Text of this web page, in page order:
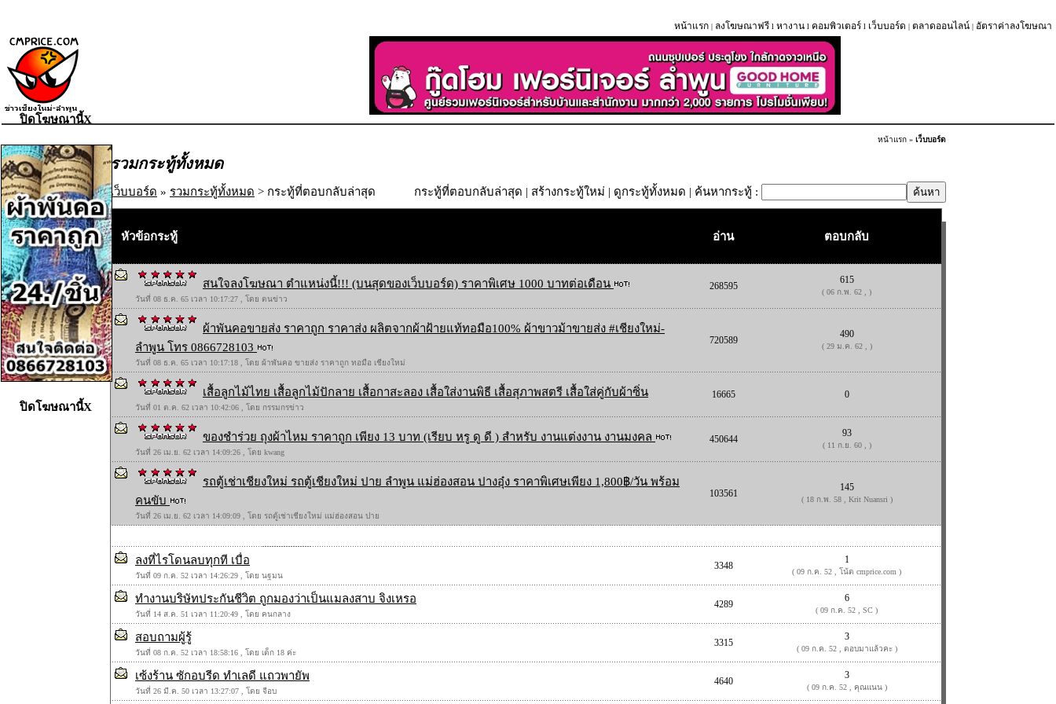
หน้าแรก | ลงโฆษณาฟรี l หางาน l คอมพิวเตอร์ l เว็บบอร์ด | ตลาดออนไลน์ | อัตราค่าลงโฆษณา
หน้าแรก » เว็บบอร์ด
รวมกระทู้ทั้งหมด
เว็บบอร์ด » รวมกระทู้ทั้งหมด > กระทู้ที่ตอบกลับล่าสุด กระทู้ที่ตอบกลับล่าสุด | สร้างกระทู้ใหม่ | ดูกระทู้ทั้งหมด | ค้นหากระทู้ :
หัวข้อกระทู้ อ่าน ตอบกลับ
สนใจลงโฆษณา ตำแหน่งนี้!!! (บนสุดของเว็บบอร์ด) ราคาพิเศษ 1000 บาทต่อเดือน
วันที่ 08 ธ.ค. 65 เวลา 10:17:27 , โดย ตนข่าว
268595
615
( 06 ก.พ. 62 , )
ผ้าพันคอขายส่ง ราคาถูก ราคาส่ง ผลิตจากผ้าฝ้ายแท้ทอมือ100% ผ้าขาวม้าขายส่ง #เชียงใหม่-
ลำพูน โทร 0866728103
วันที่ 08 ธ.ค. 65 เวลา 10:17:18 , โดย ผ้าพันคอ ขายส่ง ราคาถูก ทอมือ เชียงใหม่
720589
490
( 29 ม.ค. 62 , )
เสื้อลูกไม้ไทย เสื้อลูกไม้ปักลาย เสื้อกาสะลอง เสื้อใส่งานพิธี เสื้อสุภาพสตรี เสื้อใส่คู่กับผ้าซิ่น
วันที่ 01 ต.ค. 62 เวลา 10:42:06 , โดย กรรมกรข่าว
16665 0
ของชำร่วย ถุงผ้าไหม ราคาถูก เพียง 13 บาท (เรียบ หรู ดู ดี ) สำหรับ งานแต่งงาน งานมงคล
วันที่ 26 เม.ย. 62 เวลา 14:09:26 , โดย kwang
450644
93
( 11 ก.ย. 60 , )
รถตู้เช่าเชียงใหม่ รถตู้เชียงใหม่ ปาย ลำพูน แม่ฮ่องสอน ปางอุ๋ง ราคาพิเศษเพียง 1,800฿/วัน พร้อม
คนขับ
วันที่ 26 เม.ย. 62 เวลา 14:09:09 , โดย รถตู้เช่าเชียงใหม่ แม่ฮ่องสอน ปาย
103561
145
( 18 ก.พ. 58 , Krit Nuansri )
ลงที่ไรโดนลบทุกที เบื่อ
วันที่ 09 ก.ค. 52 เวลา 14:26:29 , โดย นฐมน
3348
1
( 09 ก.ค. 52 , โน้ต cmprice.com )
ทำงานบริษัทประกันชีวิต ถูกมองว่าเป็นแมลงสาบ จิงเหรอ
วันที่ 14 ส.ค. 51 เวลา 11:20:49 , โดย คนกลาง
4289
6
( 09 ก.ค. 52 , SC )
สอบถามผู้รู้
วันที่ 08 ก.ค. 52 เวลา 18:58:16 , โดย เด็ก 18 ค่ะ
3315
3
( 09 ก.ค. 52 , ตอบมาแล้วคะ )
เซ้งร้าน ซักอบรีด ทำเลดี แถวพายัพ
วันที่ 26 มี.ค. 50 เวลา 13:27:07 , โดย จีอบ
4640
3
( 09 ก.ค. 52 , คุณแนน )
ปิดโฆษณานี้X
ปิดโฆษณานี้X